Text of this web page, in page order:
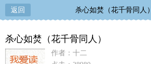
返回 杀心如焚（花千骨同人）
杀心如焚（花千骨同人）
作者：十二